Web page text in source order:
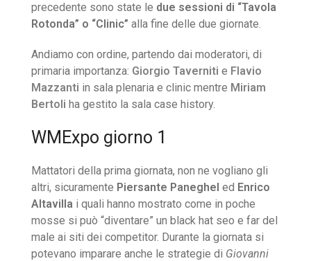
precedente sono state le due sessioni di “Tavola
Rotonda” o “Clinic” alla fine delle due giornate.
Andiamo con ordine, partendo dai moderatori, di
primaria importanza: Giorgio Taverniti e Flavio
Mazzanti in sala plenaria e clinic mentre Miriam
Bertoli ha gestito la sala case history.
WMExpo giorno 1
Mattatori della prima giornata, non ne vogliano gli
altri, sicuramente Piersante Paneghel ed Enrico
Altavilla i quali hanno mostrato come in poche
mosse si può “diventare” un black hat seo e far del
male ai siti dei competitor. Durante la giornata si
potevano imparare anche le strategie di Giovanni